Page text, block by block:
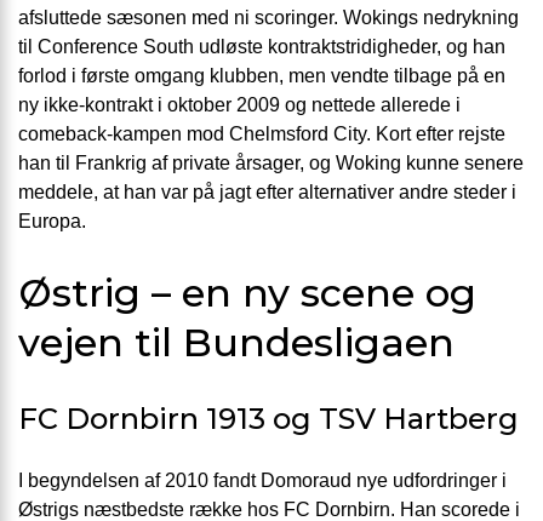
afsluttede sæsonen med ni scoringer. Wokings nedrykning
til Conference South udløste kontraktstridigheder, og han
forlod i første omgang klubben, men vendte tilbage på en
ny ikke-kontrakt i oktober 2009 og nettede allerede i
comeback-kampen mod Chelmsford City. Kort efter rejste
han til Frankrig af private årsager, og Woking kunne senere
meddele, at han var på jagt efter alternativer andre steder i
Europa.
Østrig – en ny scene og
vejen til Bundesligaen
FC Dornbirn 1913 og TSV Hartberg
I begyndelsen af 2010 fandt Domoraud nye udfordringer i
Østrigs næstbedste række hos FC Dornbirn. Han scorede i